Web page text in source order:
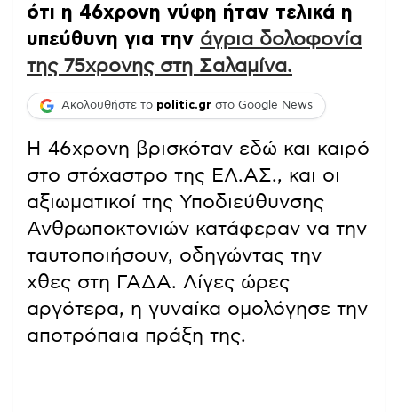
ότι η 46χρονη νύφη ήταν τελικά η
υπεύθυνη για την άγρια δολοφονία
της 75χρονης στη Σαλαμίνα.
Ακολουθήστε το politic.gr στο Google News
Η 46χρονη βρισκόταν εδώ και καιρό
στο στόχαστρο της ΕΛ.ΑΣ., και οι
αξιωματικοί της Υποδιεύθυνσης
Ανθρωποκτονιών κατάφεραν να την
ταυτοποιήσουν, οδηγώντας την
χθες στη ΓΑΔΑ. Λίγες ώρες
αργότερα, η γυναίκα ομολόγησε την
αποτρόπαια πράξη της.